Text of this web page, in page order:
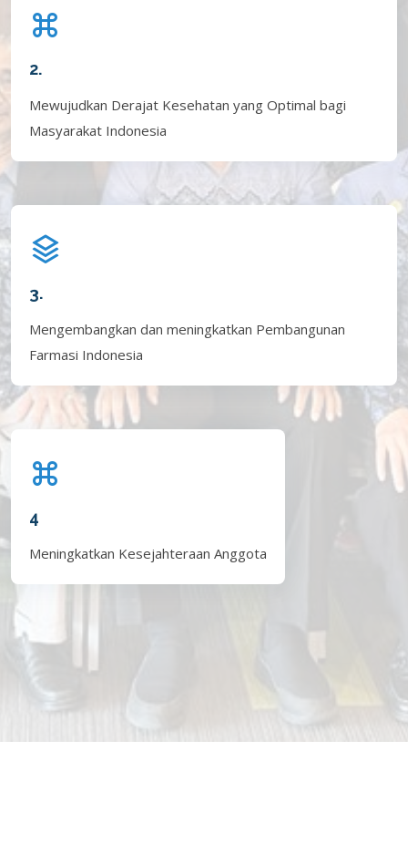
2.
Mewujudkan Derajat Kesehatan yang Optimal bagi
Masyarakat Indonesia
3.
Mengembangkan dan meningkatkan Pembangunan
Farmasi Indonesia
4
Meningkatkan Kesejahteraan Anggota